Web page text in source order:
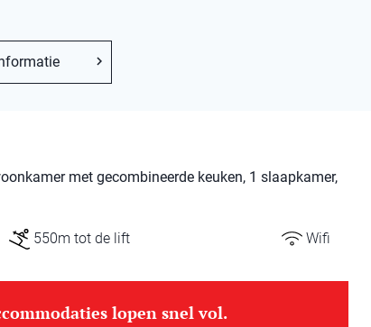
met gecombineerde keuken, 1 slaapkamer,
550m tot de lift Wifi
lopen snel vol.